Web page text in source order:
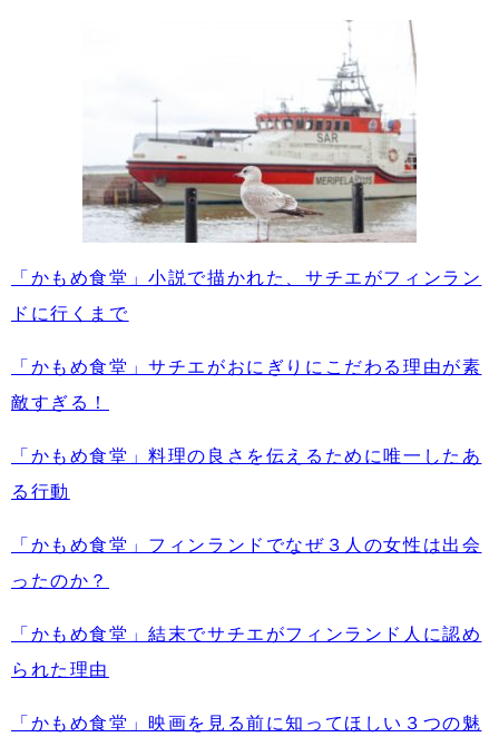
「かもめ食堂」小説で描かれた、サチエがフィンラン
ドに行くまで
「かもめ食堂」サチエがおにぎりにこだわる理由が素
敵すぎる！
「かもめ食堂」料理の良さを伝えるために唯一したあ
る行動
「かもめ食堂」フィンランドでなぜ３人の女性は出会
ったのか？
「かもめ食堂」結末でサチエがフィンランド人に認め
られた理由
「かもめ食堂」映画を見る前に知ってほしい３つの魅